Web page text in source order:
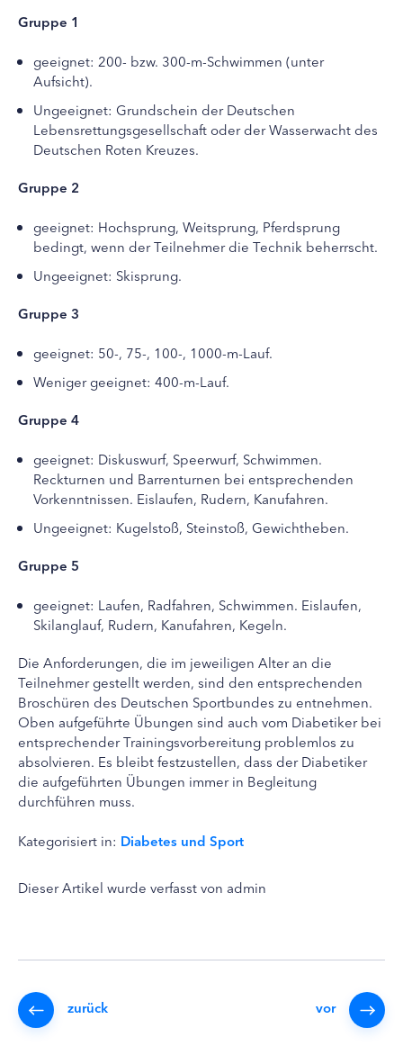
Gruppe 1
geeignet: 200- bzw. 300-m-Schwimmen (unter
Aufsicht).
Ungeeignet: Grundschein der Deutschen
Lebensrettungsgesellschaft oder der Wasserwacht des
Deutschen Roten Kreuzes.
Gruppe 2
geeignet: Hochsprung, Weitsprung, Pferdsprung
bedingt, wenn der Teilnehmer die Technik beherrscht.
Ungeeignet: Skisprung.
Gruppe 3
geeignet: 50-, 75-, 100-, 1000-m-Lauf.
Weniger geeignet: 400-m-Lauf.
Gruppe 4
geeignet: Diskuswurf, Speerwurf, Schwimmen.
Reckturnen und Barrenturnen bei entsprechenden
Vorkenntnissen. Eislaufen, Rudern, Kanufahren.
Ungeeignet: Kugelstoß, Steinstoß, Gewichtheben.
Gruppe 5
geeignet: Laufen, Radfahren, Schwimmen. Eislaufen,
Skilanglauf, Rudern, Kanufahren, Kegeln.
Die Anforderungen, die im jeweiligen Alter an die
Teilnehmer gestellt werden, sind den entsprechenden
Broschüren des Deutschen Sportbundes zu entnehmen.
Oben aufgeführte Übungen sind auch vom Diabetiker bei
entsprechender Trainingsvorbereitung problemlos zu
absolvieren. Es bleibt festzustellen, dass der Diabetiker
die aufgeführten Übungen immer in Begleitung
durchführen muss.
Kategorisiert in: Diabetes und Sport
Dieser Artikel wurde verfasst von admin
zurück vor